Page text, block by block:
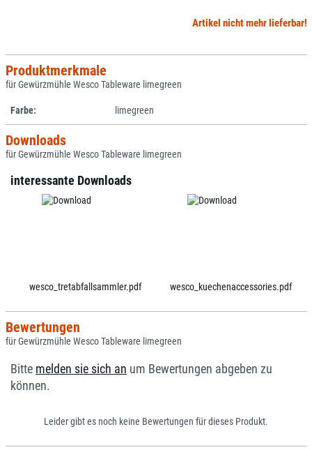
Artikel nicht mehr lieferbar!
Produktmerkmale
für Gewürzmühle Wesco Tableware limegreen
Farbe: limegreen
Downloads
für Gewürzmühle Wesco Tableware limegreen
interessante Downloads
wesco_tretabfallsammler.pdf wesco_kuechenaccessories.pdf
Bewertungen
für Gewürzmühle Wesco Tableware limegreen
Bitte melden sie sich an um Bewertungen abgeben zu
können.
Leider gibt es noch keine Bewertungen für dieses Produkt.